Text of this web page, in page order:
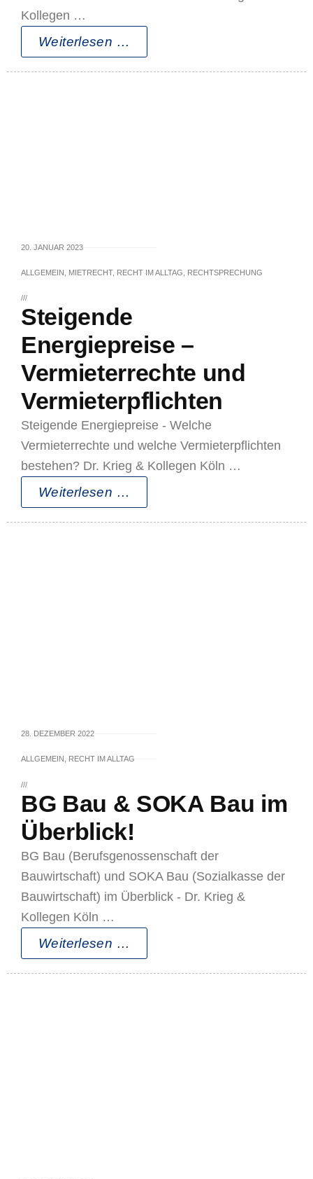
Kollegen …
Weiterlesen …
20. JANUAR 2023
ALLGEMEIN MIETRECHT, RECHT IM ALLTAG RECHTSPRECHUNG
///
Steigende
Energiepreise –
Vermieterrechte und
Vermieterpflichten
Steigende Energiepreise - Welche
Vermieterrechte und welche Vermieterpflichten
bestehen? Dr. Krieg & Kollegen Köln …
Weiterlesen …
28. DEZEMBER 2022
ALLGEMEIN, RECHT IM ALLTAG
///
BG Bau & SOKA Bau im
Überblick!
BG Bau (Berufsgenossenschaft der
Bauwirtschaft) und SOKA Bau (Sozialkasse der
Bauwirtschaft) im Überblick - Dr. Krieg &
Kollegen Köln …
Weiterlesen …